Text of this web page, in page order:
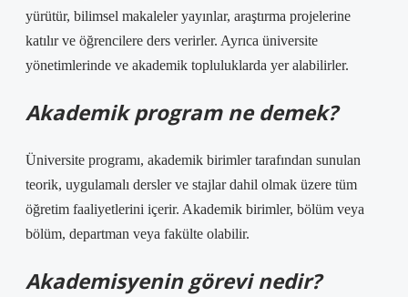
yürütür, bilimsel makaleler yayınlar, araştırma projelerine
katılır ve öğrencilere ders verirler. Ayrıca üniversite
yönetimlerinde ve akademik topluluklarda yer alabilirler.
Akademik program ne demek?
Üniversite programı, akademik birimler tarafından sunulan
teorik, uygulamalı dersler ve stajlar dahil olmak üzere tüm
öğretim faaliyetlerini içerir. Akademik birimler, bölüm veya
bölüm, departman veya fakülte olabilir.
Akademisyenin görevi nedir?